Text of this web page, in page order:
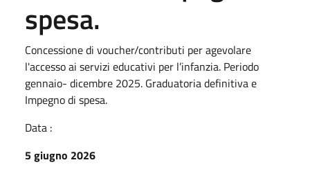
spesa.
Concessione di voucher/contributi per agevolare
l'accesso ai servizi educativi per l’infanzia. Periodo
gennaio- dicembre 2025. Graduatoria definitiva e
Impegno di spesa.
Data :
5 giugno 2026